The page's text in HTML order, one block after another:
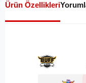
Ürün Özellikleri